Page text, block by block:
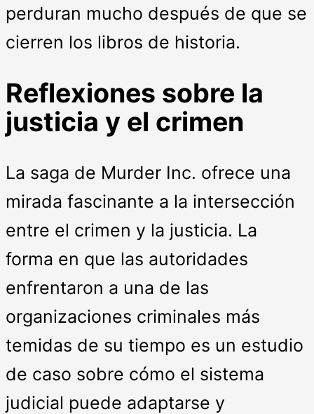
perduran mucho después de que se
cierren los libros de historia.
Reflexiones sobre la
justicia y el crimen
La saga de Murder Inc. ofrece una
mirada fascinante a la intersección
entre el crimen y la justicia. La
forma en que las autoridades
enfrentaron a una de las
organizaciones criminales más
temidas de su tiempo es un estudio
de caso sobre cómo el sistema
judicial puede adaptarse y